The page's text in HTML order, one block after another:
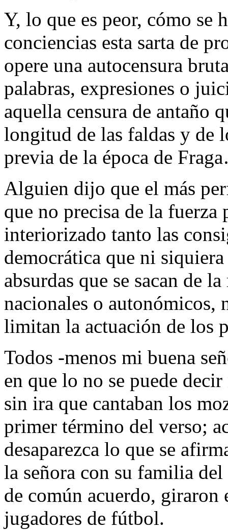
Y, lo que es peor, cómo se
conciencias esta sarta de
opere una autocensura
palabras, expresiones o
aquella censura de antaño
longitud de las faldas y de
previa de la época de
Alguien dijo que el más
que no precisa de la fuerza
interiorizado tanto las
democrática que ni siquiera
absurdas que se sacan de
nacionales o autonómicos,
limitan la actuación de los
Todos -menos mi buena
en que lo no se puede
sin ira que cantaban los
primer término del verso;
desaparezca lo que se
la señora con su familia
de común acuerdo,
jugadores de fútbol.